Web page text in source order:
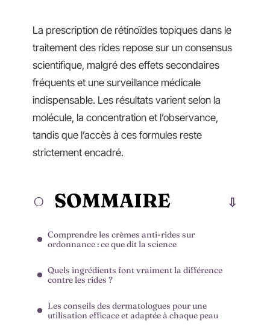
La prescription de rétinoïdes topiques dans le
traitement des rides repose sur un consensus
scientifique, malgré des effets secondaires
fréquents et une surveillance médicale
indispensable. Les résultats varient selon la
molécule, la concentration et l’observance,
tandis que l’accès à ces formules reste
strictement encadré.
SOMMAIRE
Comprendre les crèmes anti-rides sur
ordonnance : ce que dit la science
Quels ingrédients font vraiment la différence
contre les rides ?
Les conseils des dermatologues pour une
utilisation efficace et adaptée à chaque peau